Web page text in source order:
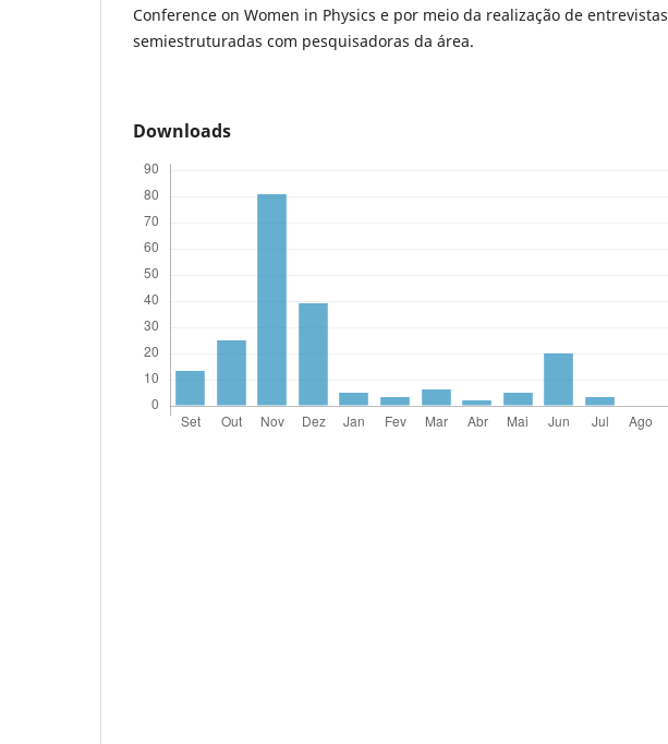
Conference on Women in Physics e por meio da realização de entrevistas
semiestruturadas com pesquisadoras da área.
Downloads